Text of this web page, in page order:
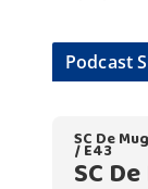
Podcast